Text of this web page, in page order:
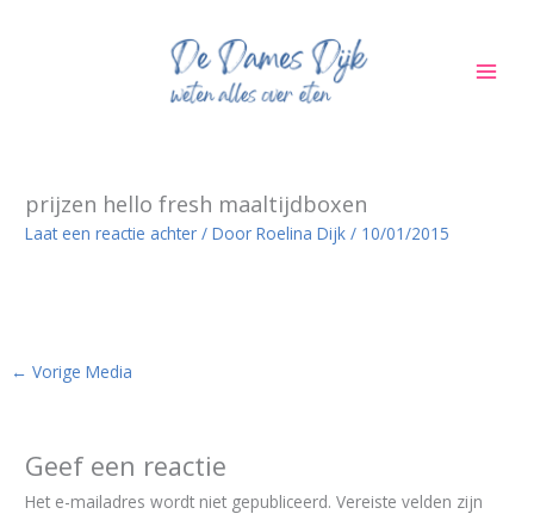
prijzen hello fresh maaltijdboxen
Laat een reactie achter / DoorRoelina Dijk/ 10/01/2015
← Vorige Media
Geef een reactie
Het e-mailadres wordt niet gepubliceerd. Vereiste velden zijn